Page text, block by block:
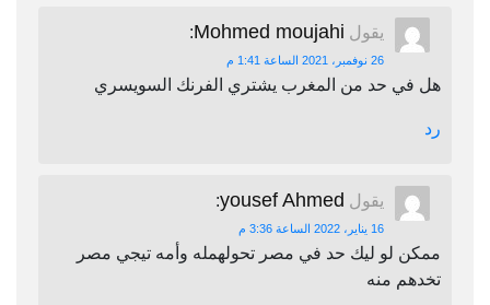
يقول Mohmed moujahi
:
26 نوفمبر، 2021 الساعة 1:41 م
هل في حد من المغرب يشتري الفرنك السويسري
رد
يقول yousef Ahmed
:
16 يناير، 2022 الساعة 3:36 م
ممكن لو ليك حد في مصر تحولهمله وأمه تيجي مصر
تخدهم منه